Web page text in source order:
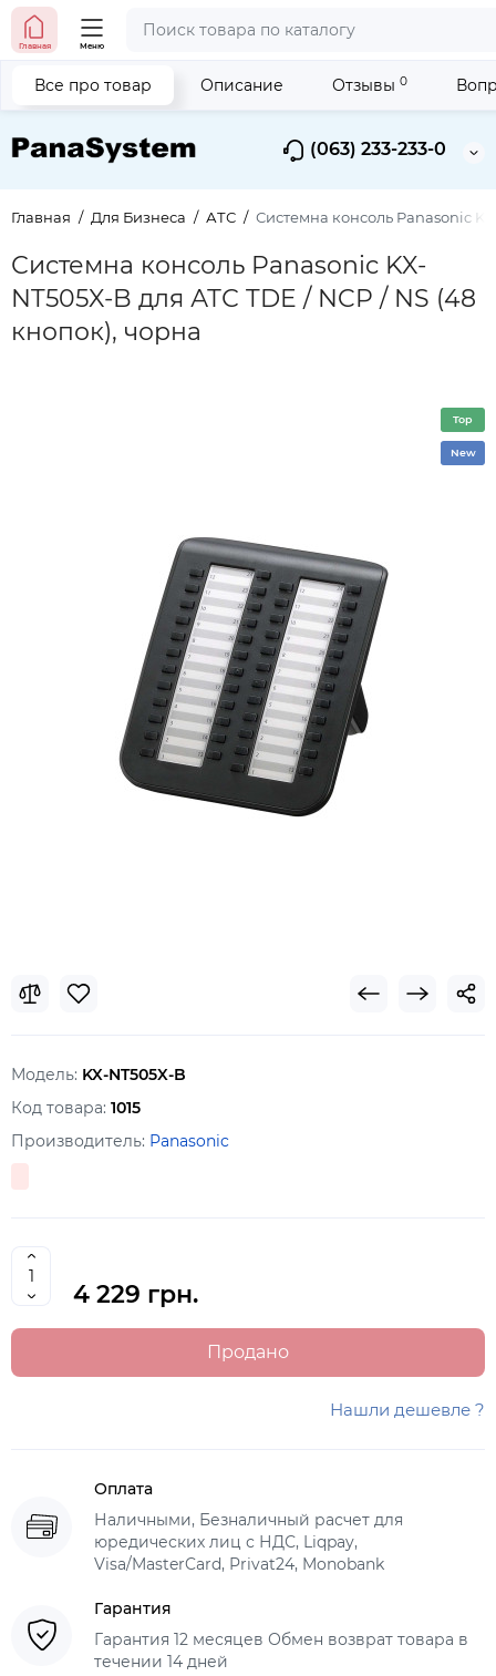
(063) 233-233-0
Главная Меню
Главная Для Бизнеса АТС Системна консоль Panasonic
Системна консоль Panasonic KX-
NT505X-B для АТС TDE / NCP / NS (48
кнопок), чорна
Все про товар Описание Отзывы 0
Top
New
Модель: KX-NT505X-B
Код товара: 1015
Производитель: Panasonic
4 229 грн.
Продано
Нашли дешевле ?
Оплата
Наличными, Безналичный расчет для
юредических лиц с НДС, Liqpay,
Visa/MasterCard, Privat24, Monobank
Гарантия
Гарантия 12 месяцев Обмен возврат товара в
течении 14 дней